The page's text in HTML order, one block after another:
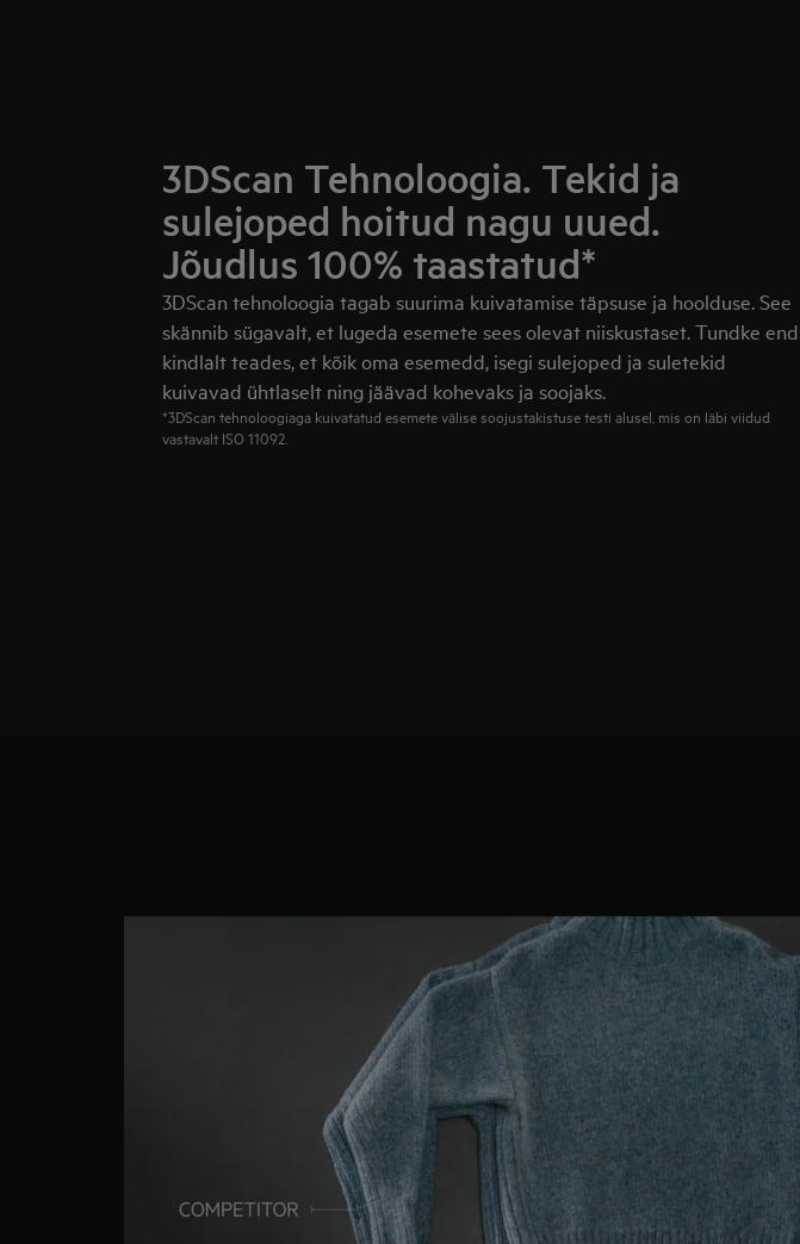
3DScan Tehnoloogia. Tekid ja
sulejoped hoitud nagu uued.
Jõudlus 100% taastatud*
3DScan tehnoloogia tagab suurima kuivatamise täpsuse ja hoolduse. See
skännib sügavalt, et lugeda esemete sees olevat niiskustaset. Tundke end
kindlalt teades, et kõik oma esemedd, isegi sulejoped ja suletekid
kuivavad ühtlaselt ning jäävad kohevaks ja soojaks.
*3DScan tehnoloogiaga kuivatatud esemete välise soojustakistuse testi alusel, mis on läbi viidud
vastavalt ISO 11092.